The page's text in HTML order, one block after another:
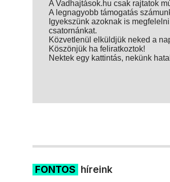
A Vadhajtások.hu csak rajtatok
A legnagyobb támogatás
Igyekszünk azoknak is
csatornánkat.
Közvetlenül elküldjük neked a
Köszönjük ha feliratkoztok!
Nektek egy kattintás, nekünk
FONTOS híreink